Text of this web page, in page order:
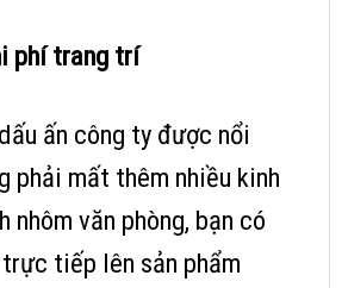
phí trang trí
ấn công ty được nổi
phải mất thêm nhiều kinh
nhôm văn phòng, bạn có
tiếp lên sản phẩm